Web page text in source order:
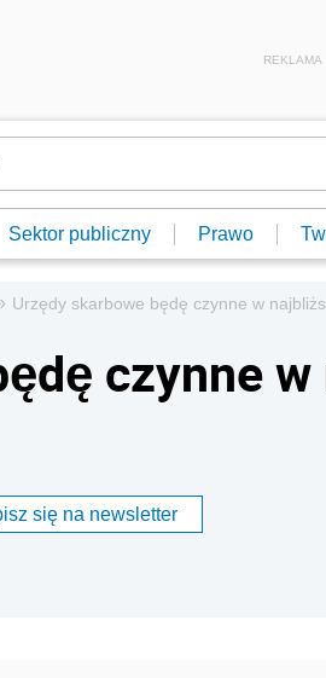
REKLAMA
Sektor publiczny Prawo
Urzędy skarbowe będę czynne w
czynne
się na newsletter